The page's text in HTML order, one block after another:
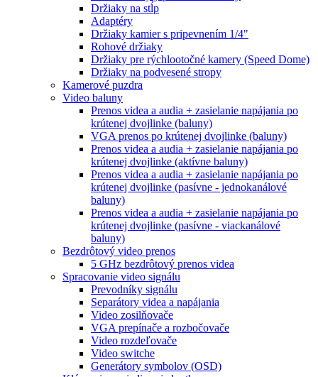
Držiaky na stĺp
Adaptéry
Držiaky kamier s pripevnením 1/4"
Rohové držiaky
Držiaky pre rýchlootočné kamery (Speed Dome)
Držiaky na podvesené stropy
Kamerové puzdra
Video baluny
Prenos videa a audia + zasielanie napájania po
krútenej dvojlinke (baluny)
VGA prenos po krútenej dvojlinke (baluny)
Prenos videa a audia + zasielanie napájania po
krútenej dvojlinke (aktívne baluny)
Prenos videa a audia + zasielanie napájania po
krútenej dvojlinke (pasívne - jednokanálové
baluny)
Prenos videa a audia + zasielanie napájania po
krútenej dvojlinke (pasívne - viackanálové
baluny)
Bezdrôtový video prenos
5 GHz bezdrôtový prenos videa
Spracovanie video signálu
Prevodníky signálu
Separátory videa a napájania
Video zosilňovače
VGA prepínače a rozbočovače
Video rozdeľovače
Video switche
Generátory symbolov (OSD)